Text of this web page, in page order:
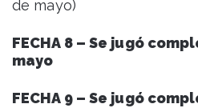
de mayo)
FECHA 8 – Se jugó
mayo
FECHA 9 – Se jugó